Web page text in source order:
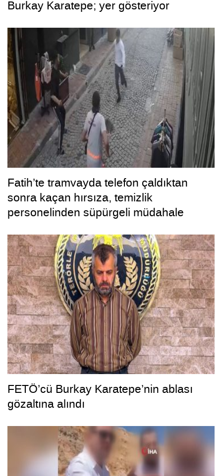
Burkay Karatepe; yer gösteriyor
Fatih’te tramvayda telefon çaldıktan
sonra kaçan hırsıza, temizlik
personelinden süpürgeli müdahale
FETÖ’cü Burkay Karatepe’nin ablası
gözaltına alındı